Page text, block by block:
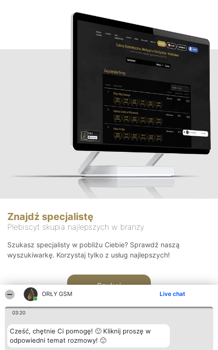
ORŁY GSM Live chat
03:20
Cześć, chętnie Ci pomogę! 🙂 Kliknij proszę w
odpowiedni temat rozmowy! 🙂
Znajdź specjalistę
Plebiscyt skupia najlepszych w branży
Szukasz specjalisty w pobliżu Ciebie? Sprawdź naszą
wyszukiwarkę. Korzystaj tylko z usług najlepszych!
Szukaj